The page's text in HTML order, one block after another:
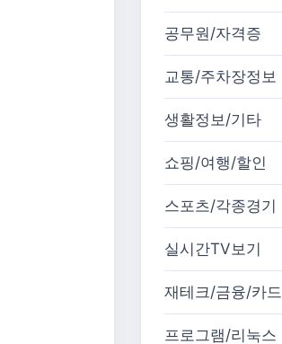
공무원/자격증
교통/주차장정보
생활정보/기타
쇼핑/여행/할인
스포츠/각종경기
실시간TV보기
재테크/금융/카드
프로그램/리눅스